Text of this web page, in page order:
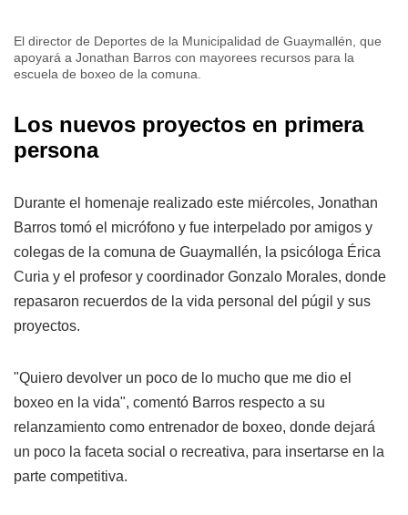
El director de Deportes de la Municipalidad de Guaymallén, que
apoyará a Jonathan Barros con mayorees recursos para la
escuela de boxeo de la comuna.
Los nuevos proyectos en primera
persona
Durante el homenaje realizado este miércoles, Jonathan
Barros tomó el micrófono y fue interpelado por amigos y
colegas de la comuna de Guaymallén, la psicóloga Érica
Curia y el profesor y coordinador Gonzalo Morales, donde
repasaron recuerdos de la vida personal del púgil y sus
proyectos.
"Quiero devolver un poco de lo mucho que me dio el
boxeo en la vida", comentó Barros respecto a su
relanzamiento como entrenador de boxeo, donde dejará
un poco la faceta social o recreativa, para insertarse en la
parte competitiva.